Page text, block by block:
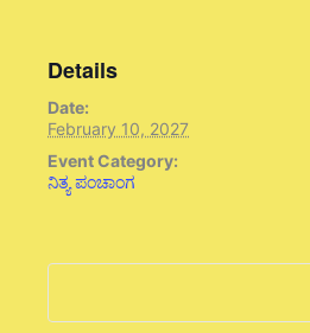
Details
Date:
February 10, 2027
Event Category:
ನಿತ್ಯ ಪಂಚಾಂಗ